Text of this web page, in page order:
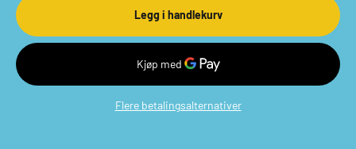
Legg i handlekurv
Flere betalingsalternativer